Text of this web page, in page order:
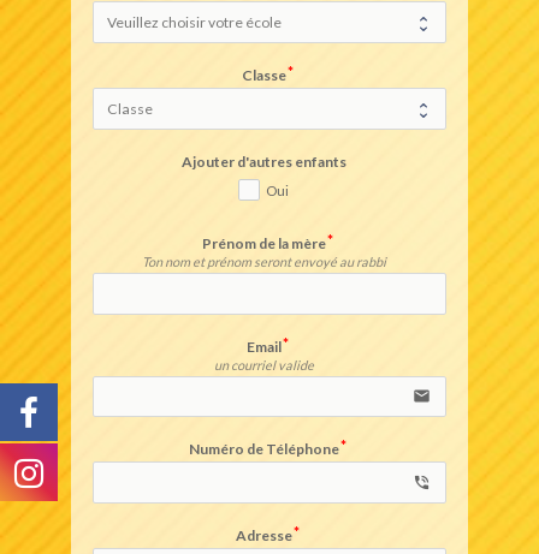
Classe
Ajouter d'autres enfants
Oui
Prénom de la mère
Ton nom et prénom seront envoyé au rabbi
Email
un courriel valide
email
Numéro de Téléphone
phone_in_talk
Adresse